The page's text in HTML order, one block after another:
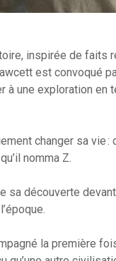
inspirée de faits
est convoqué
une exploration en
changer sa vie :
nomma Z.
sa découverte
la première